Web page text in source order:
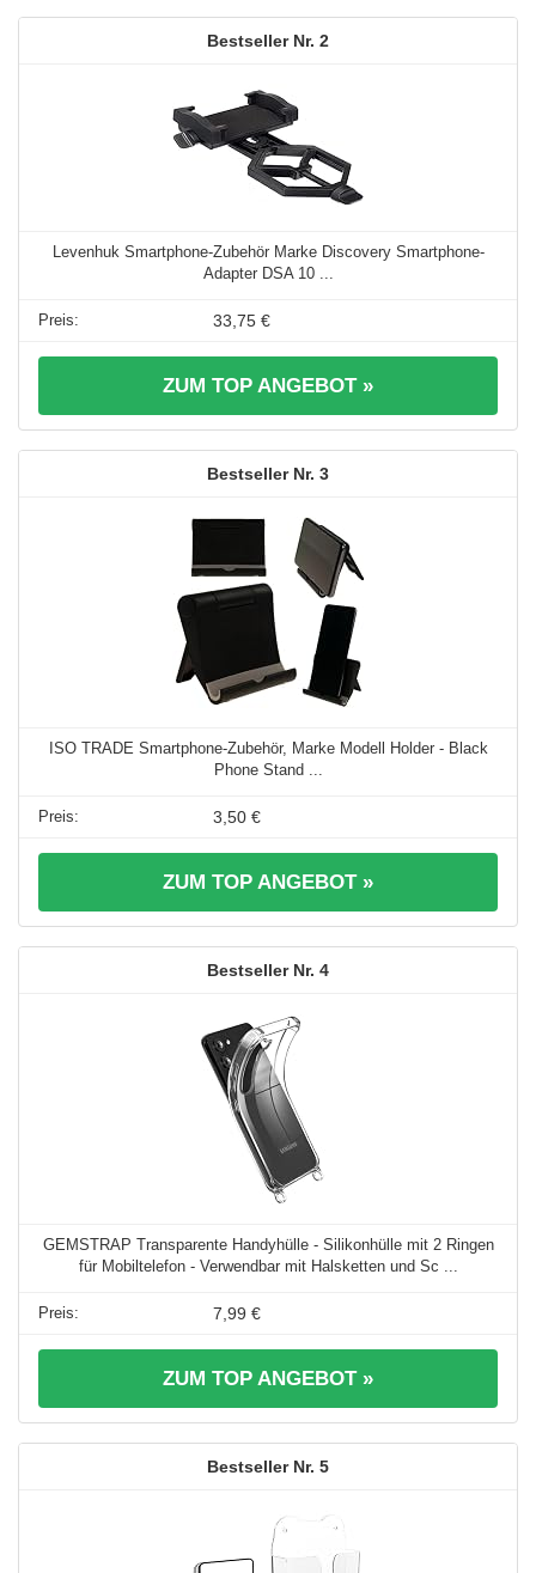
2
Levenhuk Smartphone-Zubehör Marke Discovery Smartphone-
Adapter DSA 10 ...
33,75 €
ZUM TOP ANGEBOT »
3
ISO TRADE Smartphone-Zubehör, Marke Modell Holder - Black
Phone Stand ...
3,50 €
ZUM TOP ANGEBOT »
4
GEMSTRAP Transparente Handyhülle - Silikonhülle mit 2 Ringen
für Mobiltelefon - Verwendbar mit Halsketten und Sc ...
7,99 €
ZUM TOP ANGEBOT »
5